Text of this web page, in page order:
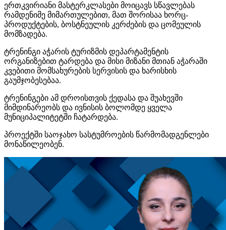
ერთკვირიანი მასტერკლასები მოიცავს სწავლებას
რამდენიმე მიმართულებით, მათ შორისაა ხორც-
პროდუქტების, ბოსტნეულის კერძების და ცომეულის
მომზადება.
ტრენინგი აჭარის ტურიზმის დეპარტამენტის
ორგანიზებით ტარდება და მისი მიზანი მთიან აჭარაში
კვებითი მომსახურების სერვისის და ხარისხის
გაუმჯობესებაა.
ტრენინგები ამ დროისთვის ქედასა და შუახევში
მიმდინარეობს და ივნისის ბოლომდე ყველა
მუნიციპალიტეტში ჩატარდება.
პროექტში საოჯახო სასტუმროების წარმომადგენლები
მონაწილეობენ.